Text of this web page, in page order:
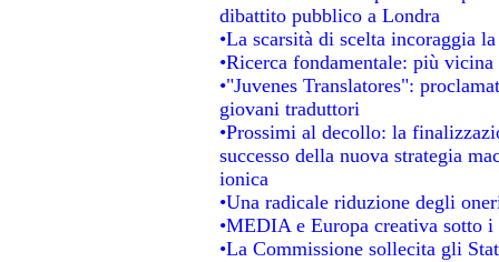
dibattito pubblico a Londra
•La scarsità di scelta incoraggia
•Ricerca fondamentale: più
•"Juvenes Translatores":
giovani traduttori
•Prossimi al decollo: la
successo della nuova strategia
ionica
•Una radicale riduzione degli
•MEDIA e Europa creativa sotto
•La Commissione sollecita gli